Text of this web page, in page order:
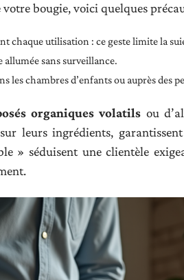
bougie, voici quelques
chaque utilisation : ce geste limite la
allumée sans surveillance.
les chambres d’enfants ou auprès des
organiques volatils ou
leurs ingrédients,
» séduisent une clientèle